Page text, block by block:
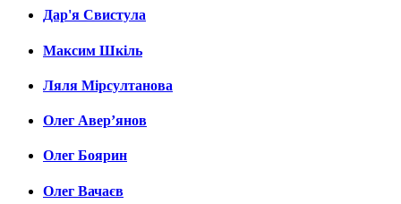
Дар'я Свистула
Максим Шкіль
Ляля Мірсултанова
Олег Авер’янов
Олег Боярин
Олег Вачаєв